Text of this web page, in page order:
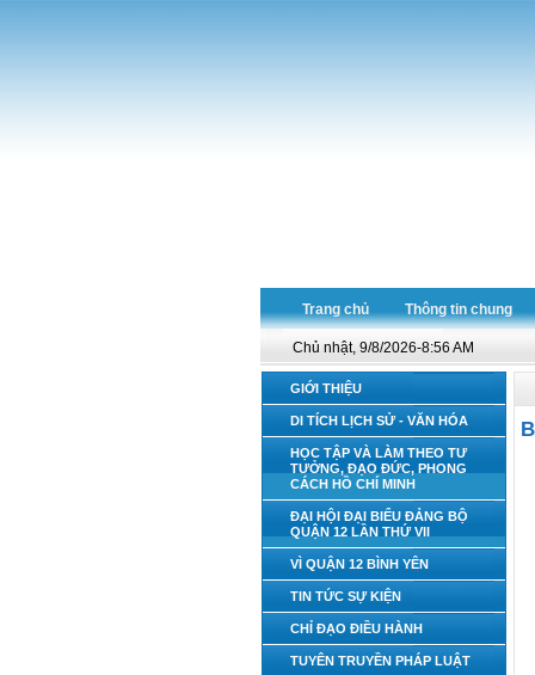
Trang chủ Thông tin chung
Chủ nhật, 9/8/2026-8:56 AM
GIỚI THIỆU
DI TÍCH LỊCH SỬ - VĂN HÓA
HỌC TẬP VÀ LÀM THEO TƯ
TƯỞNG, ĐẠO ĐỨC, PHONG
CÁCH HỒ CHÍ MINH
ĐẠI HỘI ĐẠI BIỂU ĐẢNG BỘ
QUẬN 12 LẦN THỨ VII
VÌ QUẬN 12 BÌNH YÊN
TIN TỨC SỰ KIỆN
CHỈ ĐẠO ĐIỀU HÀNH
TUYÊN TRUYỀN PHÁP LUẬT